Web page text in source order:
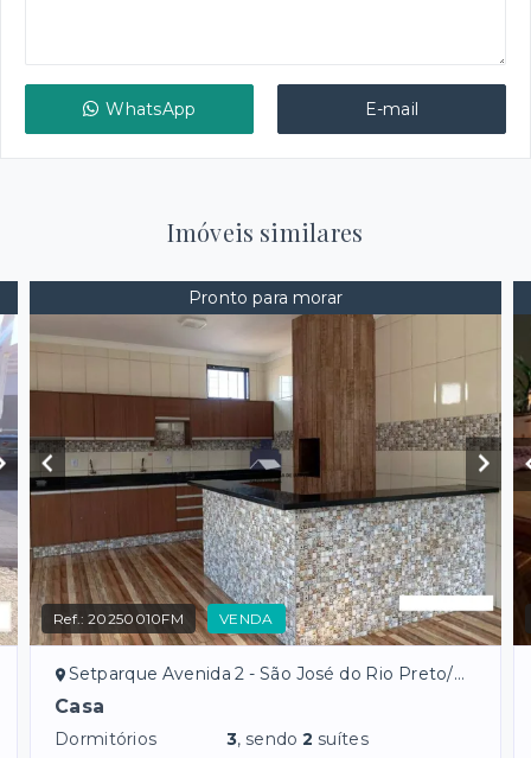
WhatsApp E-mail
Imóveis similares
Pronto para morar
Ref.:20250010FM VENDA
Setparque Avenida 2 - São José do Rio Preto/SP
Casa
Dormitórios 3, sendo2 suítes